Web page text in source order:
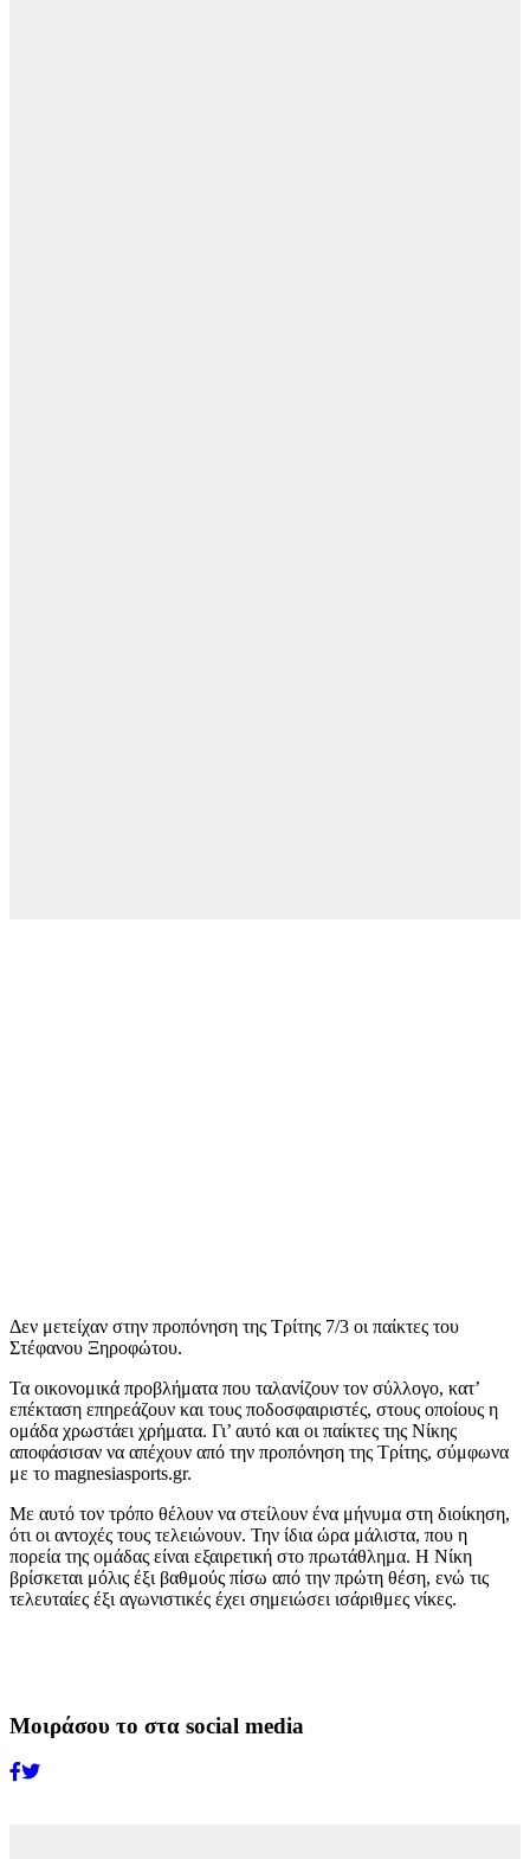
Δεν μετείχαν στην προπόνηση της Τρίτης 7/3 οι παίκτες του
Στέφανου Ξηροφώτου.
Τα οικονομικά προβλήματα που ταλανίζουν τον σύλλογο, κατ’
επέκταση επηρεάζουν και τους ποδοσφαιριστές, στους οποίους η
ομάδα χρωστάει χρήματα. Γι’ αυτό και οι παίκτες της Νίκης
αποφάσισαν να απέχουν από την προπόνηση της Τρίτης, σύμφωνα
με το magnesiasports.gr.
Με αυτό τον τρόπο θέλουν να στείλουν ένα μήνυμα στη διοίκηση,
ότι οι αντοχές τους τελειώνουν. Την ίδια ώρα μάλιστα, που η
πορεία της ομάδας είναι εξαιρετική στο πρωτάθλημα. Η Νίκη
βρίσκεται μόλις έξι βαθμούς πίσω από την πρώτη θέση, ενώ τις
τελευταίες έξι αγωνιστικές έχει σημειώσει ισάριθμες νίκες.
Μοιράσου το στα social media